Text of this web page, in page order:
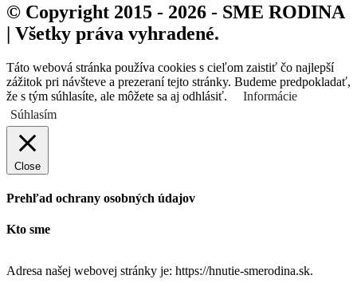
© Copyright 2015 - 2026 - SME RODINA
| Všetky práva vyhradené.
Táto webová stránka používa cookies s cieľom zaistiť čo najlepší
zážitok pri návšteve a prezeraní tejto stránky. Budeme predpokladať,
že s tým súhlasíte, ale môžete sa aj odhlásiť.
Informácie
Súhlasím
Close
Prehľad ochrany osobných údajov
Kto sme
Adresa našej webovej stránky je: https://hnutie-smerodina.sk.